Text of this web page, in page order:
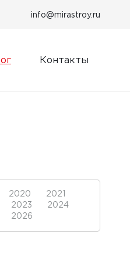
info@mirastroy.ru
Контакты
2020
2021
2023
2024
2026